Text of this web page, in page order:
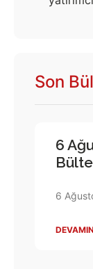
Son
6
6